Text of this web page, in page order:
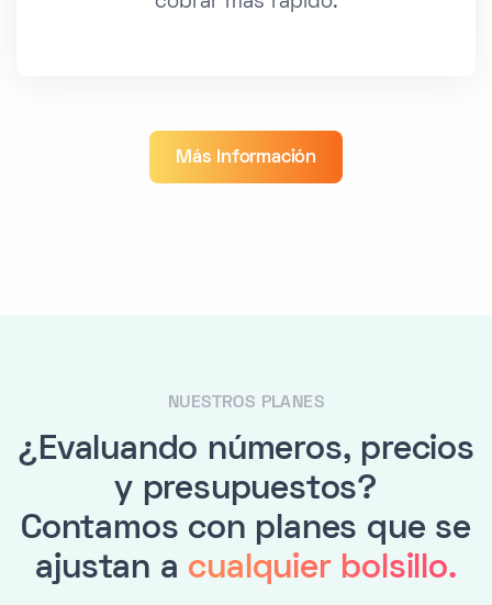
Más Información
NUESTROS PLANES
¿Evaluando números, precios
y presupuestos?
Contamos con planes que se
ajustan a cualquier bolsillo.